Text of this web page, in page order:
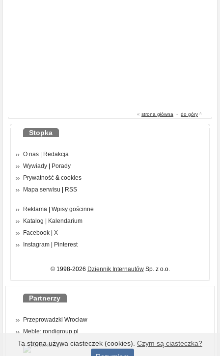
« strona główna - do góry ^
Stopka
O nas
Redakcja
Wywiady
Porady
Prywatność & cookies
Mapa serwisu
RSS
Reklama
Wpisy gościnne
Katalog
Kalendarium
Facebook
X
Instagram
Pinterest
© 1998-2026 Dziennik InternautówSp. z o.o.
Partnerzy
Przeprowadzki Wrocław
Meble: rondigroup.pl
Ta strona używa ciasteczek (cookies). Czym są ciasteczka?